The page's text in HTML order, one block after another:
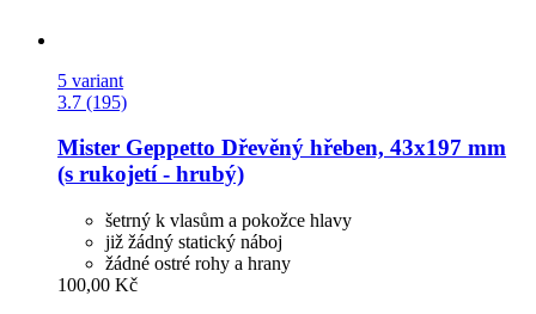
5 variant
3.7 (195)
Mister Geppetto Dřevěný hřeben, 43x197 mm
(s rukojetí -​ hrubý)
šetrný k vlasům a pokožce hlavy
již žádný statický náboj
žádné ostré rohy a hrany
100,00 Kč